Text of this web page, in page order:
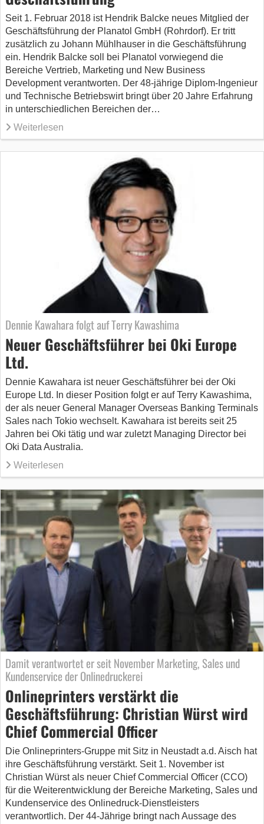
Seit 1. Februar 2018 ist Hendrik Balcke neues Mitglied der
Geschäftsführung der Planatol GmbH (Rohrdorf). Er tritt
zusätzlich zu Johann Mühlhauser in die Geschäftsführung
ein. Hendrik Balcke soll bei Planatol vorwiegend die
Bereiche Vertrieb, Marketing und New Business
Development verantworten. Der 48-jährige Diplom-Ingenieur
und Technische Betriebswirt bringt über 20 Jahre Erfahrung
in unterschiedlichen Bereichen der…
Weiterlesen
Dennie Kawahara folgt auf Terry Kawashima
Neuer Geschäftsführer bei Oki Europe
Ltd.
Dennie Kawahara ist neuer Geschäftsführer bei der Oki
Europe Ltd. In dieser Position folgt er auf Terry Kawashima,
der als neuer General Manager Overseas Banking Terminals
Sales nach Tokio wechselt. Kawahara ist bereits seit 25
Jahren bei Oki tätig und war zuletzt Managing Director bei
Oki Data Australia.
Weiterlesen
Damit verantwortet er seit November Marketing, Sales und
Kundenservice der Onlinedruckerei
Onlineprinters verstärkt die
Geschäftsführung: Christian Würst wird
Chief Commercial Officer
Die Onlineprinters-Gruppe mit Sitz in Neustadt a.d. Aisch hat
ihre Geschäftsführung verstärkt. Seit 1. November ist
Christian Würst als neuer Chief Commercial Officer (CCO)
für die Weiterentwicklung der Bereiche Marketing, Sales und
Kundenservice des Onlinedruck-Dienstleisters
verantwortlich. Der 44-Jährige bringt nach Aussage des